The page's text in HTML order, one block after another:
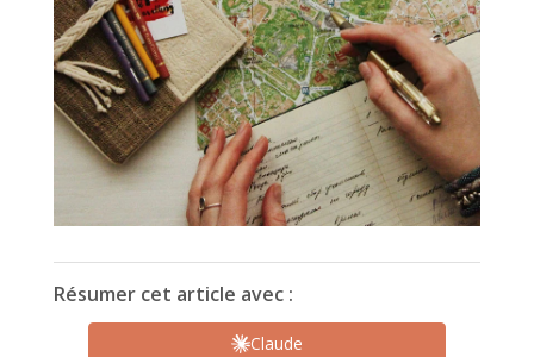
Résumer cet article avec :
Claude